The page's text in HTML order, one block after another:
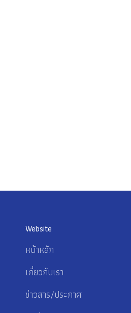
Website
หน้าหลัก
เกี่ยวกับเรา
ข่าวสาร/ประกาศ